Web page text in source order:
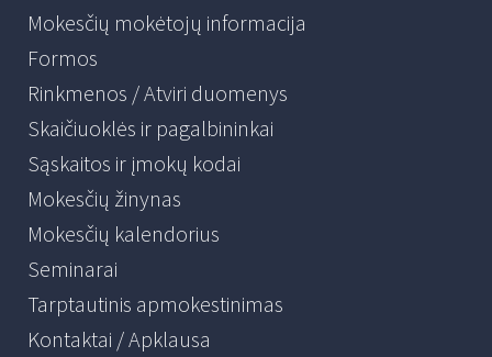
Mokesčių mokėtojų informacija
Formos
Rinkmenos / Atviri duomenys
Skaičiuoklės ir pagalbininkai
Sąskaitos ir įmokų kodai
Mokesčių žinynas
Mokesčių kalendorius
Seminarai
Tarptautinis apmokestinimas
Kontaktai / Apklausa